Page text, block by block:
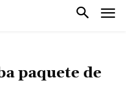
paquete de